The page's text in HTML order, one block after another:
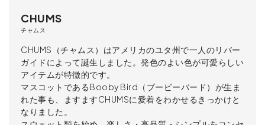
CHUMS
チャムス
CHUMS（チャムス）はアメリカのユタ州で一人のリバー
ガイドによって誕生しました。発色のよい色が可愛らしい
アイテムが特徴的です。
マスコットであるBooby Bird（ブービーバード）が生ま
れた事も、ますますCHUMSに愛着をわかせるきっかけと
なりました。